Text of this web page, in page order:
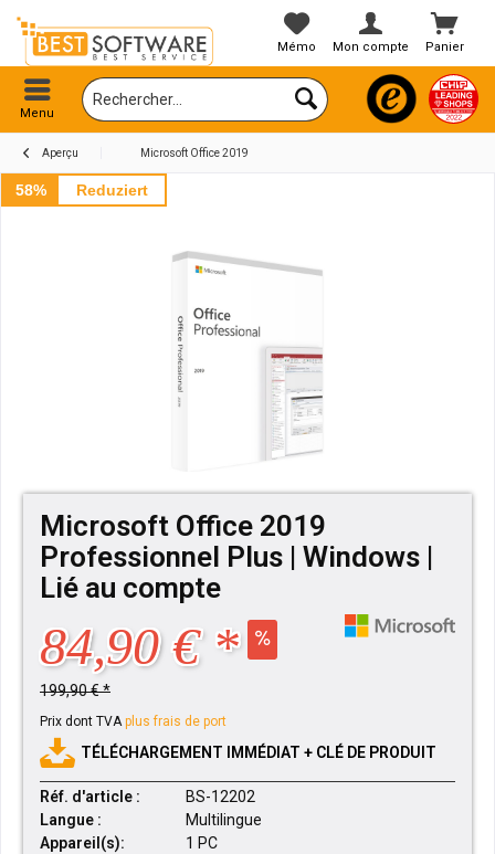
Panier
Mémo Mon compte
Menu
Aperçu Microsoft Office 2019
58% Reduziert
Microsoft Office 2019
Professionnel Plus | Windows |
Lié au compte
84,90 € *
199,90 € *
Prix dont TVAplus frais de port
TÉLÉCHARGEMENT IMMÉDIAT + CLÉ DE PRODUIT
Réf. d'article :
BS-12202
Langue :
Multilingue
Appareil(s):
1 PC